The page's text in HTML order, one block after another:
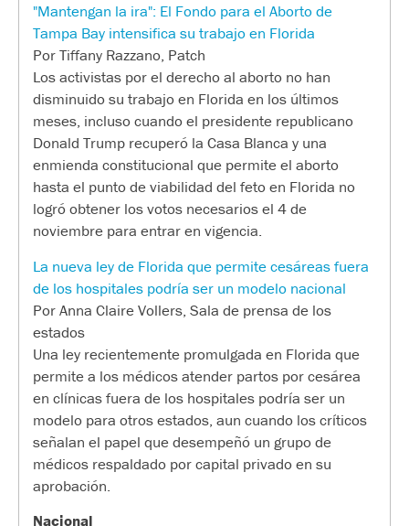
"Mantengan la ira": El Fondo para el Aborto de
Tampa Bay intensifica su trabajo en Florida
Por Tiffany Razzano, Patch
Los activistas por el derecho al aborto no han
disminuido su trabajo en Florida en los últimos
meses, incluso cuando el presidente republicano
Donald Trump recuperó la Casa Blanca y una
enmienda constitucional que permite el aborto
hasta el punto de viabilidad del feto en Florida no
logró obtener los votos necesarios el 4 de
noviembre para entrar en vigencia.
La nueva ley de Florida que permite cesáreas fuera
de los hospitales podría ser un modelo nacional
Por Anna Claire Vollers, Sala de prensa de los
estados
Una ley recientemente promulgada en Florida que
permite a los médicos atender partos por cesárea
en clínicas fuera de los hospitales podría ser un
modelo para otros estados, aun cuando los críticos
señalan el papel que desempeñó un grupo de
médicos respaldado por capital privado en su
aprobación.
Nacional